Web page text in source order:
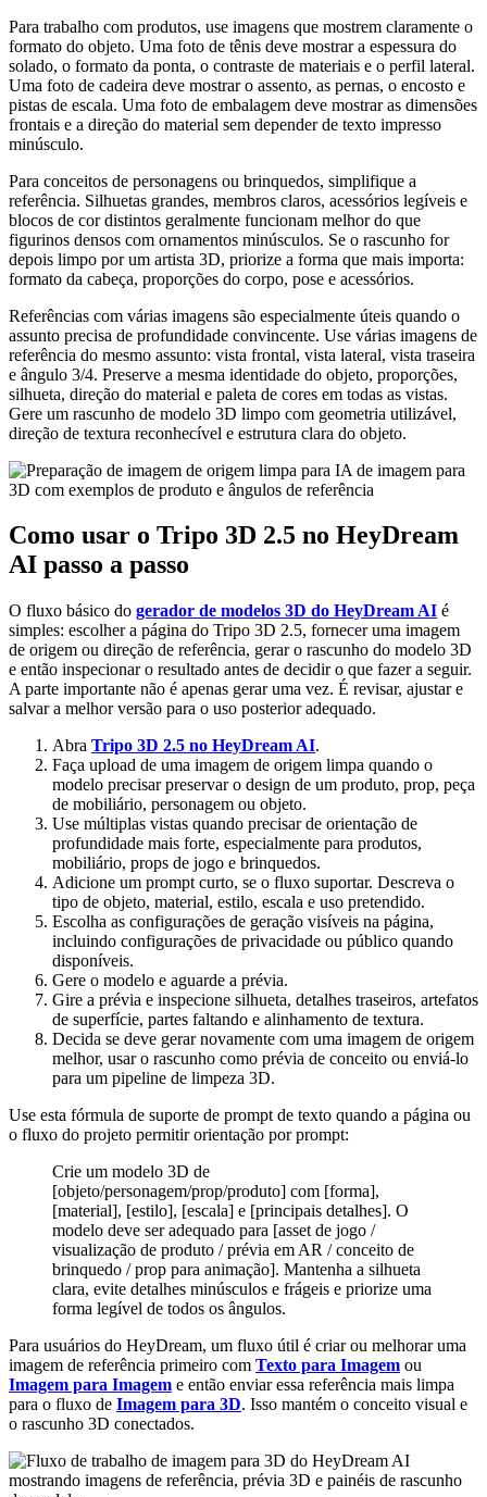
Para trabalho com produtos, use imagens que mostrem claramente o
formato do objeto. Uma foto de tênis deve mostrar a espessura do
solado, o formato da ponta, o contraste de materiais e o perfil lateral.
Uma foto de cadeira deve mostrar o assento, as pernas, o encosto e
pistas de escala. Uma foto de embalagem deve mostrar as dimensões
frontais e a direção do material sem depender de texto impresso
minúsculo.
Para conceitos de personagens ou brinquedos, simplifique a
referência. Silhuetas grandes, membros claros, acessórios legíveis e
blocos de cor distintos geralmente funcionam melhor do que
figurinos densos com ornamentos minúsculos. Se o rascunho for
depois limpo por um artista 3D, priorize a forma que mais importa:
formato da cabeça, proporções do corpo, pose e acessórios.
Referências com várias imagens são especialmente úteis quando o
assunto precisa de profundidade convincente. Use várias imagens de
referência do mesmo assunto: vista frontal, vista lateral, vista traseira
e ângulo 3/4. Preserve a mesma identidade do objeto, proporções,
silhueta, direção do material e paleta de cores em todas as vistas.
Gere um rascunho de modelo 3D limpo com geometria utilizável,
direção de textura reconhecível e estrutura clara do objeto.
Como usar o Tripo 3D 2.5 no HeyDream
AI passo a passo
O fluxo básico do gerador de modelos 3D do HeyDream AI é
simples: escolher a página do Tripo 3D 2.5, fornecer uma imagem
de origem ou direção de referência, gerar o rascunho do modelo 3D
e então inspecionar o resultado antes de decidir o que fazer a seguir.
A parte importante não é apenas gerar uma vez. É revisar, ajustar e
salvar a melhor versão para o uso posterior adequado.
Abra Tripo 3D 2.5 no HeyDream AI.
Faça upload de uma imagem de origem limpa quando o
modelo precisar preservar o design de um produto, prop, peça
de mobiliário, personagem ou objeto.
Use múltiplas vistas quando precisar de orientação de
profundidade mais forte, especialmente para produtos,
mobiliário, props de jogo e brinquedos.
Adicione um prompt curto, se o fluxo suportar. Descreva o
tipo de objeto, material, estilo, escala e uso pretendido.
Escolha as configurações de geração visíveis na página,
incluindo configurações de privacidade ou público quando
disponíveis.
Gere o modelo e aguarde a prévia.
Gire a prévia e inspecione silhueta, detalhes traseiros, artefatos
de superfície, partes faltando e alinhamento de textura.
Decida se deve gerar novamente com uma imagem de origem
melhor, usar o rascunho como prévia de conceito ou enviá-lo
para um pipeline de limpeza 3D.
Use esta fórmula de suporte de prompt de texto quando a página ou
o fluxo do projeto permitir orientação por prompt:
Crie um modelo 3D de
[objeto/personagem/prop/produto] com [forma],
[material], [estilo], [escala] e [principais detalhes]. O
modelo deve ser adequado para [asset de jogo /
visualização de produto / prévia em AR / conceito de
brinquedo / prop para animação]. Mantenha a silhueta
clara, evite detalhes minúsculos e frágeis e priorize uma
forma legível de todos os ângulos.
Para usuários do HeyDream, um fluxo útil é criar ou melhorar uma
imagem de referência primeiro com Texto para Imagem ou
Imagem para Imagem e então enviar essa referência mais limpa
para o fluxo de Imagem para 3D. Isso mantém o conceito visual e
o rascunho 3D conectados.